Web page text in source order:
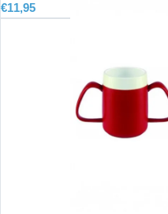
€11,95